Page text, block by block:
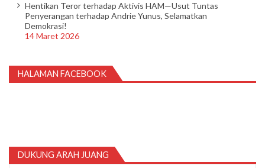
Hentikan Teror terhadap Aktivis HAM—Usut Tuntas
Penyerangan terhadap Andrie Yunus, Selamatkan
Demokrasi!
14 Maret 2026
HALAMAN FACEBOOK
DUKUNG ARAH JUANG